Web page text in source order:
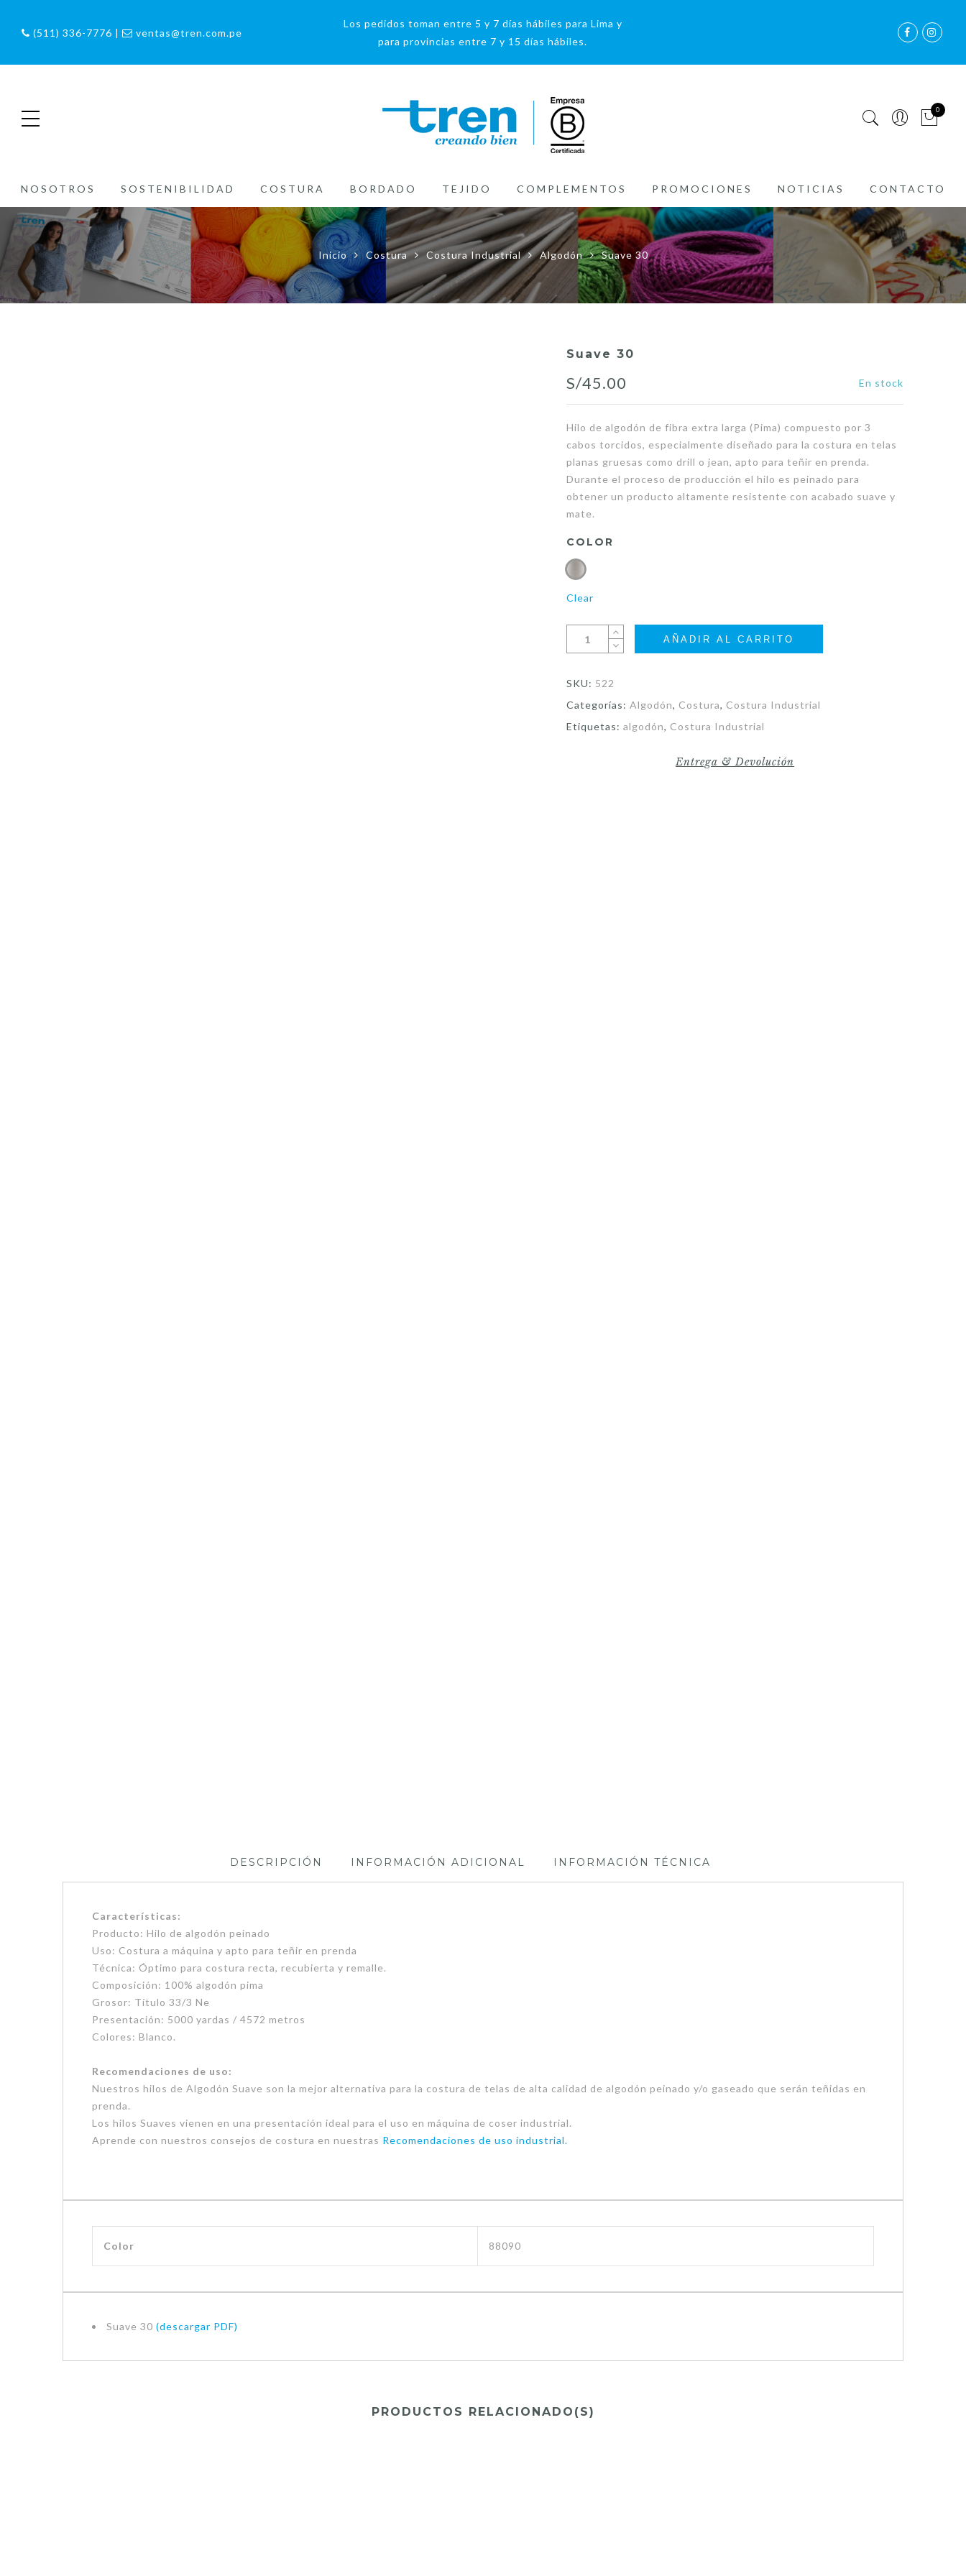
(511) 336-7776 | ventas@tren.com.pe
Los pedidos toman entre 5 y 7 días hábiles para Lima y
para provincias entre 7 y 15 días hábiles.
0
NOSOTROS SOSTENIBILIDAD COSTURA BORDADO TEJIDO COMPLEMENTOS PROMOCIONES NOTICIAS CONTACTO
Inicio Costura Costura Industrial Algodón Suave 30
Suave 30
S/45.00 En stock
Hilo de algodón de fibra extra larga (Pima) compuesto por 3
cabos torcidos, especialmente diseñado para la costura en telas
planas gruesas como drill o jean, apto para teñir en prenda.
Durante el proceso de producción el hilo es peinado para
obtener un producto altamente resistente con acabado suave y
mate.
COLOR
Clear
AÑADIR AL CARRITO
SKU: 522
Categorías:Algodón, Costura, Costura Industrial
Etiquetas:algodón, Costura Industrial
Entrega & Devolución
DESCRIPCIÓN INFORMACIÓN ADICIONAL INFORMACIÓN TÉCNICA
Características:
Producto: Hilo de algodón peinado
Uso: Costura a máquina y apto para teñir en prenda
Técnica: Óptimo para costura recta, recubierta y remalle.
Composición: 100% algodón pima
Grosor: Título 33/3 Ne
Presentación: 5000 yardas / 4572 metros
Colores: Blanco.
Recomendaciones de uso:
Nuestros hilos de Algodón Suave son la mejor alternativa para la costura de telas de alta calidad de algodón peinado y/o gaseado que serán teñidas en
prenda.
Los hilos Suaves vienen en una presentación ideal para el uso en máquina de coser industrial.
Aprende con nuestros consejos de costura en nuestras Recomendaciones de uso industrial.
Color 88090
Suave 30 (descargar PDF)
PRODUCTOS RELACIONADO(S)